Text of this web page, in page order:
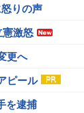
りの声
激怒
更へ
ピール
を逮捕